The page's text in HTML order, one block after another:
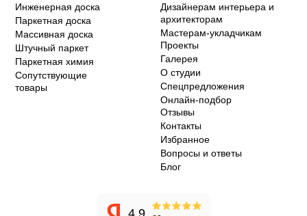
Инженерная доска
Паркетная доска
Массивная доска
Штучный паркет
Паркетная химия
Сопутствующие
товары
Дизайнерам интерьера и
архитекторам
Мастерам-укладчикам
Проекты
Галерея
О студии
Спецпредложения
Онлайн-подбор
Отзывы
Контакты
Избранное
Вопросы и ответы
Блог
4.9